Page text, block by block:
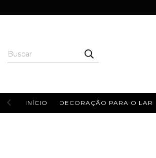
INÍCIO DECORAÇÃO PARA O LAR